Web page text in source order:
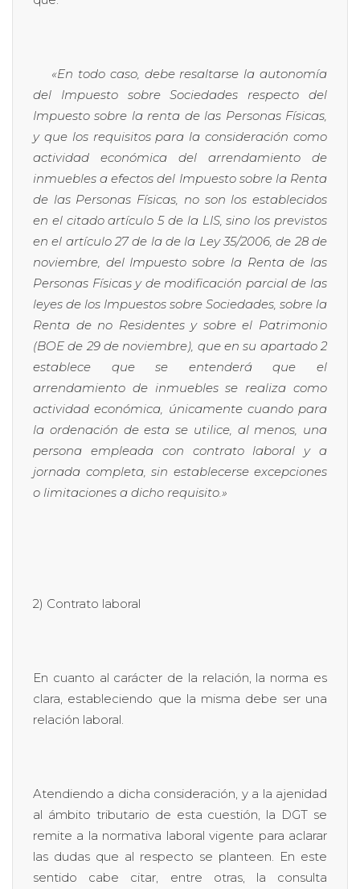
«En todo caso, debe resaltarse la autonomía
del Impuesto sobre Sociedades respecto del
Impuesto sobre la renta de las Personas Físicas,
y que los requisitos para la consideración como
actividad económica del arrendamiento de
inmuebles a efectos del Impuesto sobre la Renta
de las Personas Físicas, no son los establecidos
en el citado artículo 5 de la LIS, sino los previstos
en el artículo 27 de la de la Ley 35/2006, de 28 de
noviembre, del Impuesto sobre la Renta de las
Personas Físicas y de modificación parcial de las
leyes de los Impuestos sobre Sociedades, sobre la
Renta de no Residentes y sobre el Patrimonio
(BOE de 29 de noviembre), que en su apartado 2
establece que se entenderá que el
arrendamiento de inmuebles se realiza como
actividad económica, únicamente cuando para
la ordenación de esta se utilice, al menos, una
persona empleada con contrato laboral y a
jornada completa, sin establecerse excepciones
o limitaciones a dicho requisito.»
2) Contrato laboral
En cuanto al carácter de la relación, la norma es
clara, estableciendo que la misma debe ser una
relación laboral.
Atendiendo a dicha consideración, y a la ajenidad
al ámbito tributario de esta cuestión, la DGT se
remite a la normativa laboral vigente para aclarar
las dudas que al respecto se planteen. En este
sentido cabe citar, entre otras, la consulta